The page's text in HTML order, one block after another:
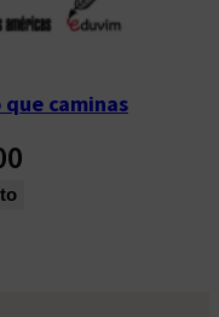
que caminas